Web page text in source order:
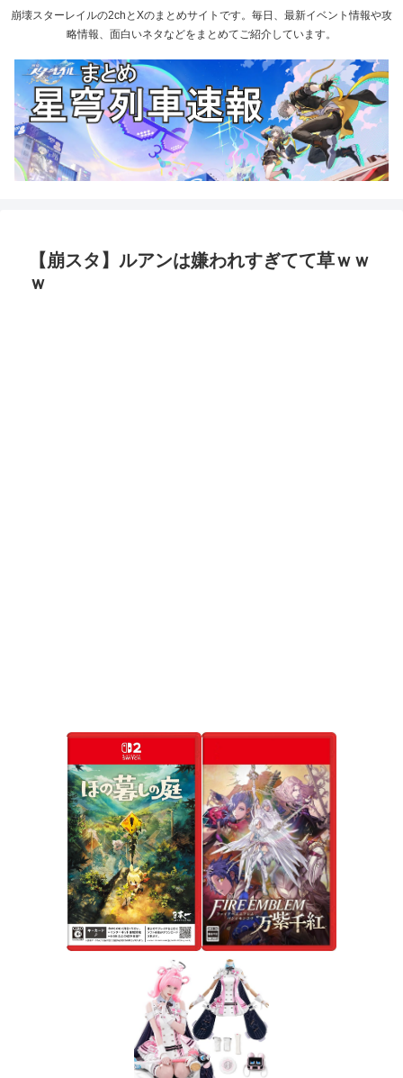
崩壊スターレイルの2chとXのまとめサイトです。毎日、最新イベント情報や攻
略情報、面白いネタなどをまとめてご紹介しています。
【崩スタ】ルアンは嫌われすぎてて草ｗｗ
ｗ